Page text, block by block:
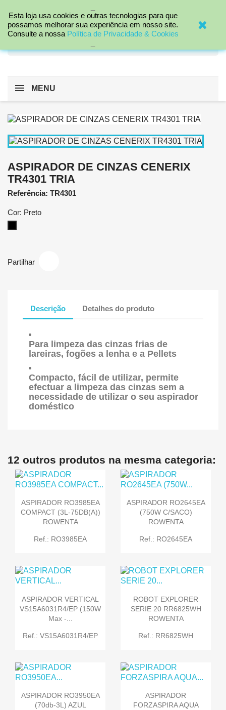

MENU
ASPIRADOR DE CINZAS CENERIX
TR4301 TRIA
Referência: TR4301
Cor: Preto
Partilhar
Descrição Detalhes do produto
Para limpeza das cinzas frias de
lareiras, fogões a lenha e a Pellets
Compacto, fácil de utilizar, permite
efectuar a limpeza das cinzas sem a
necessidade de utilizar o seu aspirador
doméstico
12 outros produtos na mesma categoria:
ASPIRADOR RO3985EA
COMPACT (3L-75DB(A))
ROWENTA
Ref.: RO3985EA
ASPIRADOR RO2645EA
(750W C/SACO)
ROWENTA
Ref.: RO2645EA
ASPIRADOR VERTICAL
VS15A6031R4/EP (150W
Max -...
Ref.: VS15A6031R4/EP
ROBOT EXPLORER
SERIE 20 RR6825WH
ROWENTA
Ref.: RR6825WH
ASPIRADOR RO3950EA
(70db-3L) AZUL
ASPIRADOR
FORZASPIRA AQUA
Esta loja usa cookies e outras tecnologias para que
possamos melhorar sua experiência em nosso site.
Consulte a nossa Política de Privacidade & Cookies